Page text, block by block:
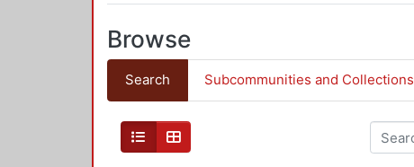
Browse
Search Subcommunities and Collections